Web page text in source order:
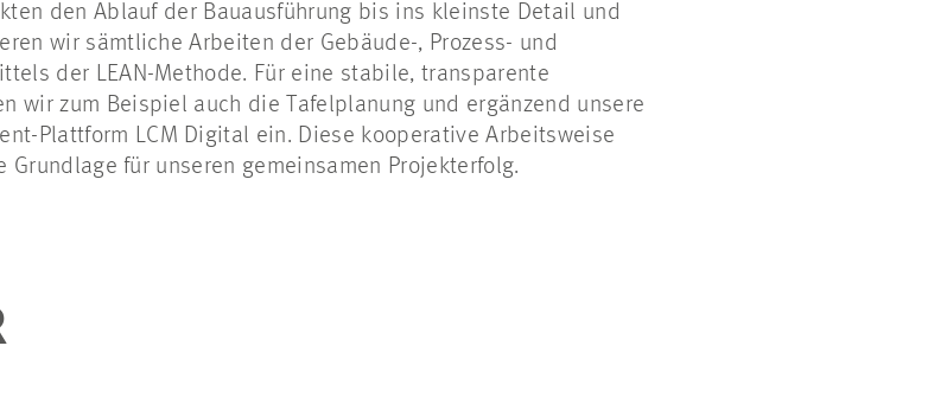
den Ablauf der Bauausführung bis ins kleinste Detail und
wir sämtliche Arbeiten der Gebäude-, Prozess- und
der LEAN-Methode. Für eine stabile, transparente
wir zum Beispiel auch die Tafelplanung und ergänzend unsere
Plattform LCM Digital ein. Diese kooperative Arbeitsweise
für unseren gemeinsamen Projekterfolg.